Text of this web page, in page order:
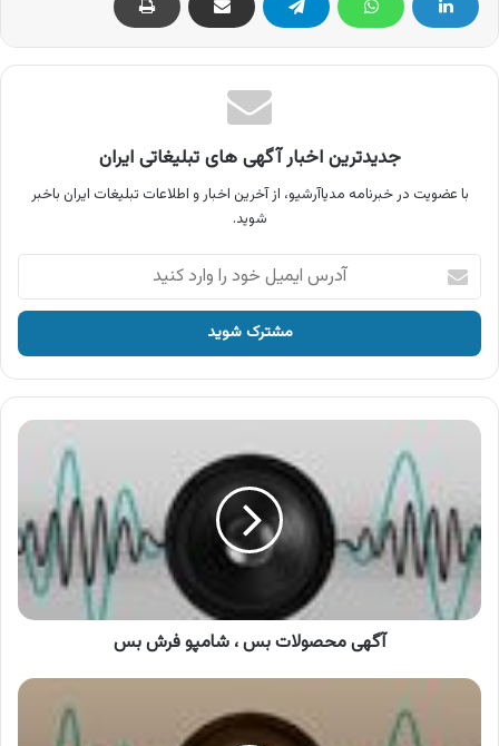
جدیدترین اخبار آگهی های تبلیغاتی ایران
با عضویت در خبرنامه مدیاآرشیو، از آخرین اخبار و اطلاعات تبلیغات ایران باخبر
شوید.
آدرس
ایمیل
خود
وارد
کنید
آگهی
شامپو
فرش
بس
آگهی محصولات بس ، شامپو فرش بس
آگهی